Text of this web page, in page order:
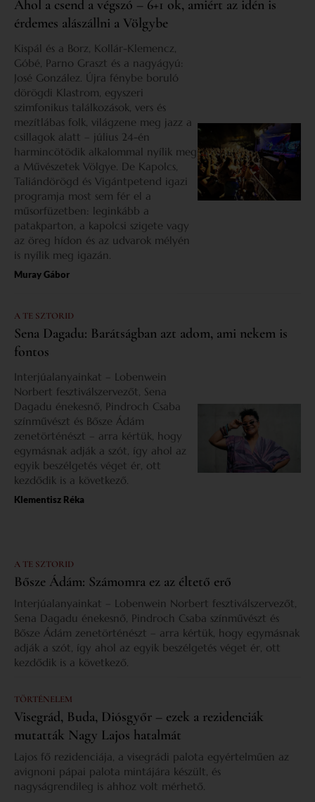
Ahol a csend a végszó – 6+1 ok, amiért az idén is
érdemes alászállni a Völgybe
Kispál és a Borz, Kollár-Klemencz,
Góbé, Parno Graszt és a nagyágyú:
José González. Újra fénybe boruló
dörögdi Klastrom, egyszeri
szimfonikus találkozások, vers és
mezítlábas folk, világzene meg jazz a
csillagok alatt – július 24-én
harmincötödik alkalommal nyílik meg
a Művészetek Völgye. De Kapolcs,
Taliándörögd és Vigántpetend igazi
programja most sem fér el a
műsorfüzetben: leginkább a
patakparton, a kapolcsi szigete vagy
az öreg hídon és az udvarok mélyén
is nyílik meg igazán.
Muray Gábor
A TE SZTORID
Sena Dagadu: Barátságban azt adom, ami nekem is
fontos
Interjúalanyainkat – Lobenwein
Norbert fesztiválszervezőt, Sena
Dagadu énekesnő, Pindroch Csaba
színművészt és Bősze Ádám
zenetörténészt – arra kértük, hogy
egymásnak adják a szót, így ahol az
egyik beszélgetés véget ér, ott
kezdődik is a következő.
Klementisz Réka
A TE SZTORID
Bősze Ádám: Számomra ez az éltető erő
Interjúalanyainkat – Lobenwein Norbert fesztiválszervezőt,
Sena Dagadu énekesnő, Pindroch Csaba színművészt és
Bősze Ádám zenetörténészt – arra kértük, hogy egymásnak
adják a szót, így ahol az egyik beszélgetés véget ér, ott
kezdődik is a következő.
TÖRTÉNELEM
Visegrád, Buda, Diósgyőr – ezek a rezidenciák
mutatták Nagy Lajos hatalmát
Lajos fő rezidenciája, a visegrádi palota egyértelműen az
avignoni pápai palota mintájára készült, és
nagyságrendileg is ahhoz volt mérhető.